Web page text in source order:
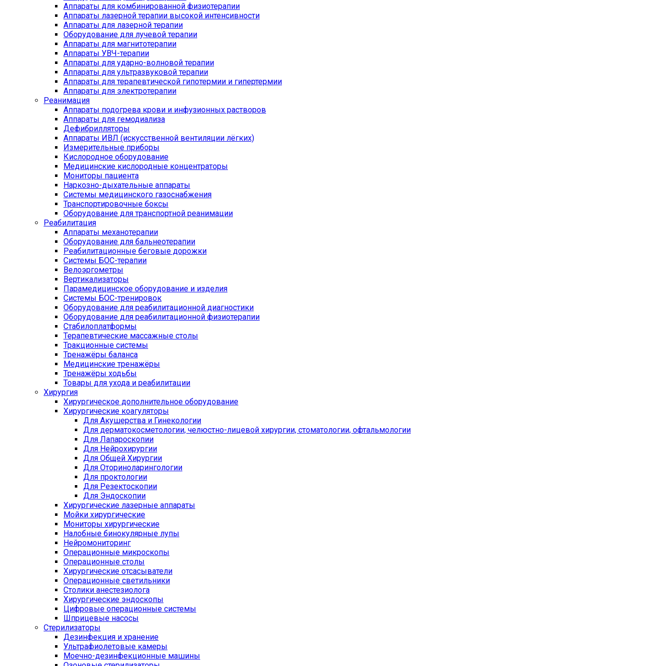
Аппараты для комбинированной физиотерапии
Аппараты лазерной терапии высокой интенсивности
Аппараты для лазерной терапии
Оборудование для лучевой терапии
Аппараты для магнитотерапии
Аппараты УВЧ-терапии
Аппараты для ударно-волновой терапии
Аппараты для ультразвуковой терапии
Аппараты для терапевтической гипотермии и гипертермии
Аппараты для электротерапии
Реанимация
Аппараты подогрева крови и инфузионных растворов
Аппараты для гемодиализа
Дефибрилляторы
Аппараты ИВЛ (искусственной вентиляции лёгких)
Измерительные приборы
Кислородное оборудование
Медицинские кислородные концентраторы
Мониторы пациента
Наркозно-дыхательные аппараты
Системы медицинского газоснабжения
Транспортировочные боксы
Оборудование для транспортной реанимации
Реабилитация
Аппараты механотерапии
Оборудование для бальнеотерапии
Реабилитационные беговые дорожки
Системы БОС-терапии
Велоэргометры
Вертикализаторы
Парамедицинское оборудование и изделия
Системы БОС-тренировок
Оборудование для реабилитационной диагностики
Оборудование для реабилитационной физиотерапии
Стабилоплатформы
Терапевтические массажные столы
Тракционные системы
Тренажёры баланса
Медицинские тренажёры
Тренажёры ходьбы
Товары для ухода и реабилитации
Хирургия
Хирургическое дополнительное оборудование
Хирургические коагуляторы
Для Акушерства и Гинекологии
Для дерматокосметологии, челюстно-лицевой хирургии, стоматологии, офтальмологии
Для Лапароскопии
Для Нейрохирургии
Для Общей Хирургии
Для Оториноларингологии
Для проктологии
Для Резектоскопии
Для Эндоскопии
Хирургические лазерные аппараты
Мойки хирургические
Мониторы хирургические
Налобные бинокулярные лупы
Нейромониторинг
Операционные микроскопы
Операционные столы
Хирургические отсасыватели
Операционные светильники
Столики анестезиолога
Хирургические эндоскопы
Цифровые операционные системы
Шприцевые насосы
Стерилизаторы
Дезинфекция и хранение
Ультрафиолетовые камеры
Моечно-дезинфекционные машины